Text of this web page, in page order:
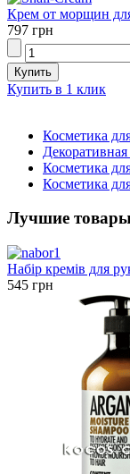
Крем от морщин
797 грн
Купить в 1 клик
Косметика
Косметика
Косметика
Лучшие
Набір кремів для
545 грн